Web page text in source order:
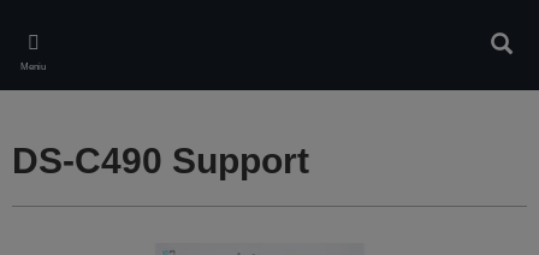
main
content
Meniu
DS-C490 Support